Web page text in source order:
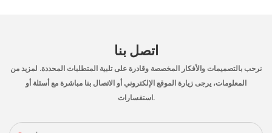
اتصل بنا
نرحب بالتصميمات والأفكار المخصصة وقادرة على تلبية المتطلبات المحددة. لمزيد من
المعلومات، يرجى زيارة الموقع الإلكتروني أو الاتصال بنا مباشرة مع أسئلة أو
استفسارات.